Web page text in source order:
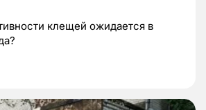
клещей ожидается в